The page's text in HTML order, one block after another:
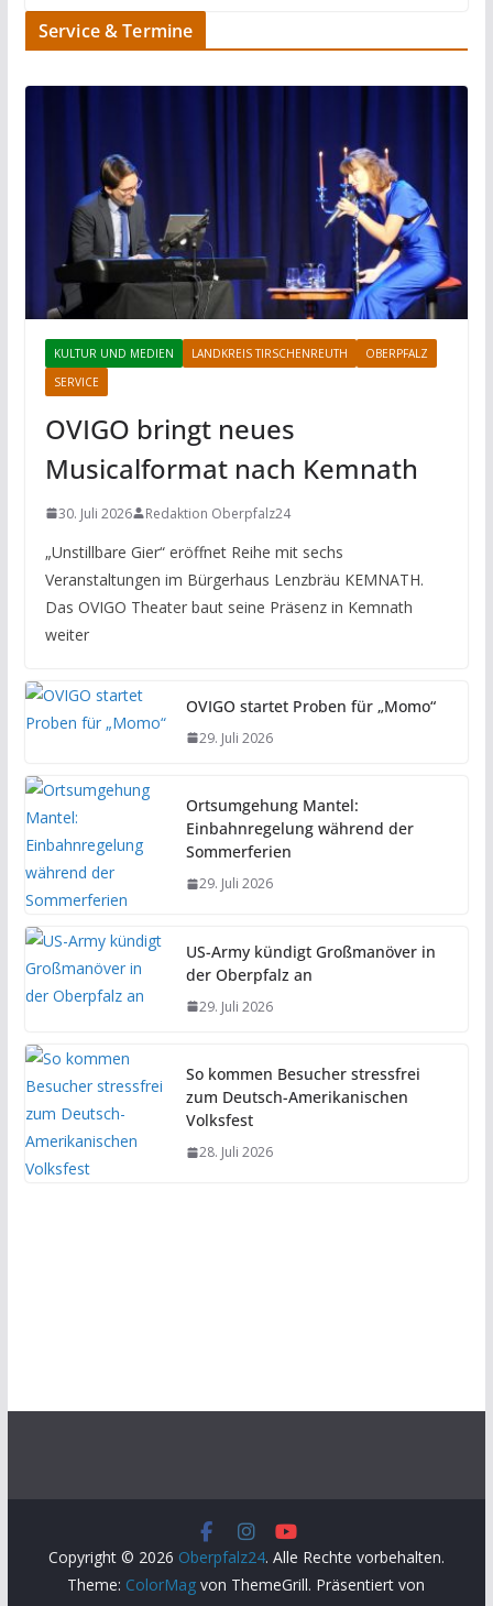
Service & Termine
KULTUR UND MEDIEN LANDKREIS TIRSCHENREUTH
OBERPFALZ
SERVICE
OVIGO bringt neues
Musicalformat nach Kemnath
30. Juli 2026 Redaktion Oberpfalz24
„Unstillbare Gier“ eröffnet Reihe mit sechs
Veranstaltungen im Bürgerhaus Lenzbräu KEMNATH.
Das OVIGO Theater baut seine Präsenz in Kemnath
weiter
OVIGO startet Proben für „Momo“
29. Juli 2026
Ortsumgehung Mantel:
Einbahnregelung während der
Sommerferien
29. Juli 2026
US-Army kündigt Großmanöver in
der Oberpfalz an
29. Juli 2026
So kommen Besucher stressfrei
zum Deutsch-Amerikanischen
Volksfest
28. Juli 2026
Copyright © 2026 Oberpfalz24. Alle Rechte vorbehalten.
Theme: ColorMag von ThemeGrill. Präsentiert von